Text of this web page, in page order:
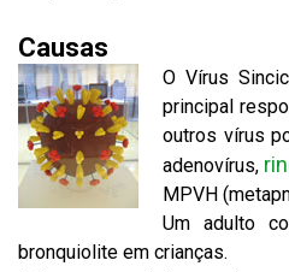
Causas
O Vírus
principal
outros vírus
adenovírus,
MPVH
Um adulto
bronquiolite em crianças.